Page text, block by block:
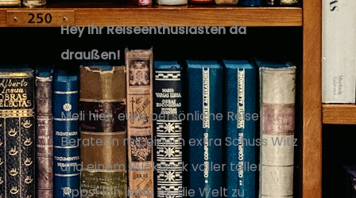
Hey ihr Reiseenthusiasten da
draußen!
Meli hier, eure persönliche Reise-
Beraterin mit einem extra Schuss Witz
und einem Rucksack voller toller
Tipps! Ich liebe es, die Welt zu